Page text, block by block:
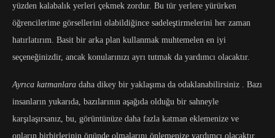
yüzden kalabalık yerleri çekmek zordur. Bu tür yerlere yürürken
öğrencilerime görsellerini olabildiğince sadeleştirmelerini her zaman
hatırlatırım. Basit bir arka plan kullanmak muhtemelen en iyi
seçeneğinizdir, ancak konularınızı ayrı tutmak da yardımcı olacaktır.
Ayrıca katmanlara daha dikey bir yaklaşıma da odaklanabilirsiniz . Bazı
insanların yukarıda, bazılarının aşağıda olduğu bir sahneyle
karşılaşırsanız, bu, görüntünüze daha fazla katman eklemenize ve
onların birbirlerinin önünde olmalarını önlemenize yardımcı olacaktır.